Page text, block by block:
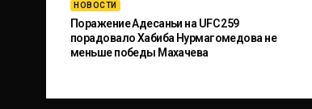
НОВОСТИ
Поражение Адесаньи на UFC 259
порадовало Хабиба Нурмагомедова не
меньше победы Махачева